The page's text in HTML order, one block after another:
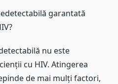
garantată
nu este
cu HIV. Atingerea
de mai mulți factori,